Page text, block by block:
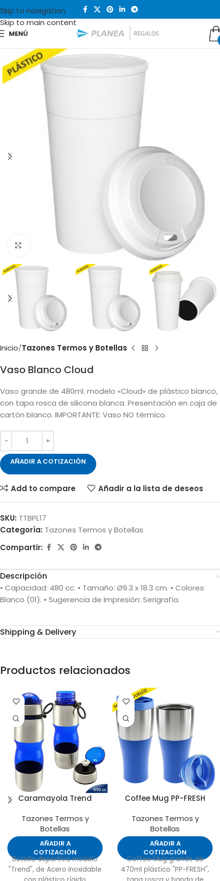
Skip to navigation
Skip to main content
MENÚ
Clic para ampliar
Inicio Tazones Termos y Botellas
Vaso Blanco Cloud
Vaso grande de 480ml. modelo «Cloud» de plástico blanco,
con tapa rosca de silicona blanca. Presentación en caja de
cartón blanco. IMPORTANTE: Vaso NO térmico.
AÑADIR A COTIZACIÓN
Add to compare Añadir a la lista de deseos
SKU: TTBPL17
Categoría: Tazones Termos y Botellas
Compartir:
Descripción
• Capacidad: 480 cc. • Tamaño: Ø9.3 x 18.3 cm. • Colores:
Blanco (01). • Sugerencia de Impresión: Serigrafía.
Shipping & Delivery
Productos relacionados
Caramayola Trend
Tazones Termos y
Botellas
AÑADIR A
COTIZACIÓN
Botella deportiva modelo
"Trend", de Acero Inoxidable
Coffee Mug PP-FRESH
Tazones Termos y
Botellas
AÑADIR A
COTIZACIÓN
Coffee Mug grande de
470ml plástico "PP-FRESH",